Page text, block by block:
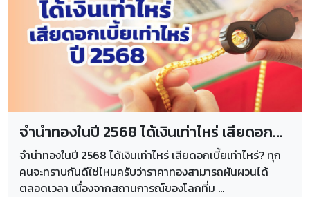
จำนำทองในปี 2568 ได้เงินเท่าไหร่ เสียดอก...
จำนำทองในปี 2568 ได้เงินเท่าไหร่ เสียดอกเบี้ยเท่าไหร่? ทุก
คนจะทราบกันดีใช่ไหมครับว่าราคาทองสามารถผันผวนได้
ตลอดเวลา เนื่องจากสถานการณ์ของโลกที่ม ...